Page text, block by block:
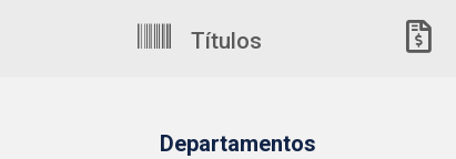
Títulos
Departamentos